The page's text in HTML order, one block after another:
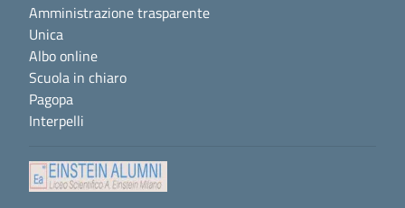
Amministrazione trasparente
Unica
Albo online
Scuola in chiaro
Pagopa
Interpelli